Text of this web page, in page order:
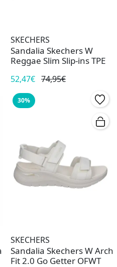
SKECHERS
Sandalia Skechers W
Reggae Slim Slip-ins TPE
52,47€ 74,95€
30%
SKECHERS
Sandalia Skechers W Arch
Fit 2.0 Go Getter OFWT